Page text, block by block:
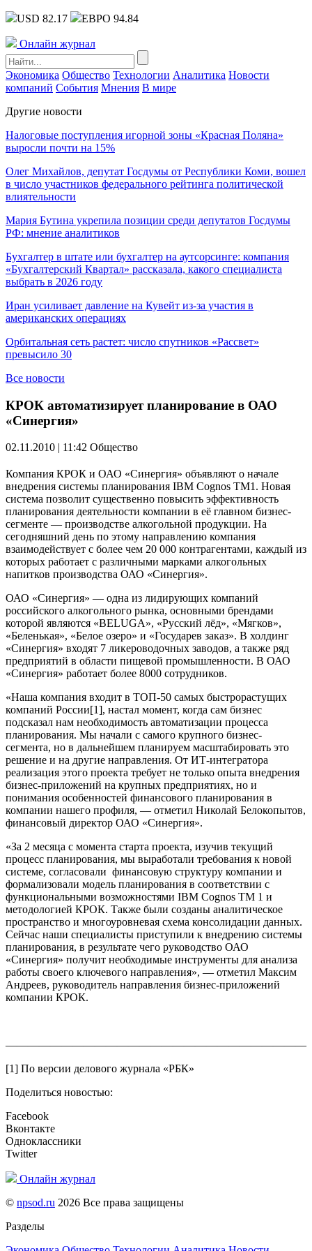
USD 82.17 ЕВРО 94.84
Онлайн журнал
Экономика Общество Технологии Аналитика Новости
компаний События Мнения В мире
Другие новости
Налоговые поступления игорной зоны «Красная Поляна»
выросли почти на 15%
Олег Михайлов, депутат Госдумы от Республики Коми, вошел
в число участников федерального рейтинга политической
влиятельности
Мария Бутина укрепила позиции среди депутатов Госдумы
РФ: мнение аналитиков
Бухгалтер в штате или бухгалтер на аутсорсинге: компания
«Бухгалтерский Квартал» рассказала, какого специалиста
выбрать в 2026 году
Иран усиливает давление на Кувейт из-за участия в
американских операциях
Орбитальная сеть растет: число спутников «Рассвет»
превысило 30
Все новости
КРОК автоматизирует планирование в ОАО
«Синергия»
02.11.2010 | 11:42 Общество
Компания КРОК и ОАО «Синергия» объявляют о начале
внедрения системы планирования IBM Cognos TM1. Новая
система позволит существенно повысить эффективность
планирования деятельности компании в её главном бизнес-
сегменте — производстве алкогольной продукции. На
сегодняшний день по этому направлению компания
взаимодействует с более чем 20 000 контрагентами, каждый из
которых работает с различными марками алкогольных
напитков производства ОАО «Синергия».
ОАО «Синергия» — одна из лидирующих компаний
российского алкогольного рынка, основными брендами
которой являются «BELUGA», «Русский лёд», «Мягков»,
«Беленькая», «Белое озеро» и «Государев заказ». В холдинг
«Синергия» входят 7 ликероводочных заводов, а также ряд
предприятий в области пищевой промышленности. В ОАО
«Синергия» работает более 8000 сотрудников.
«Наша компания входит в ТОП-50 самых быстрорастущих
компаний России[1], настал момент, когда сам бизнес
подсказал нам необходимость автоматизации процесса
планирования. Мы начали с самого крупного бизнес-
сегмента, но в дальнейшем планируем масштабировать это
решение и на другие направления. От ИТ-интегратора
реализация этого проекта требует не только опыта внедрения
бизнес-приложений на крупных предприятиях, но и
понимания особенностей финансового планирования в
компании нашего профиля, — отметил Николай Белокопытов,
финансовый директор ОАО «Синергия».
«За 2 месяца с момента старта проекта, изучив текущий
процесс планирования, мы выработали требования к новой
системе, согласовали финансовую структуру компании и
формализовали модель планирования в соответствии с
функциональными возможностями IBM Cognos TM 1 и
методологией КРОК. Также были созданы аналитическое
пространство и многоуровневая схема консолидации данных.
Сейчас наши специалисты приступили к внедрению системы
планирования, в результате чего руководство ОАО
«Синергия» получит необходимые инструменты для анализа
работы своего ключевого направления», — отметил Максим
Андреев, руководитель направления бизнес-приложений
компании КРОК.
———————————————————————————
[1] По версии делового журнала «РБК»
Поделиться новостью:
Facebook
Вконтакте
Одноклассники
Twitter
Онлайн журнал
© npsod.ru 2026 Все права защищены
Разделы